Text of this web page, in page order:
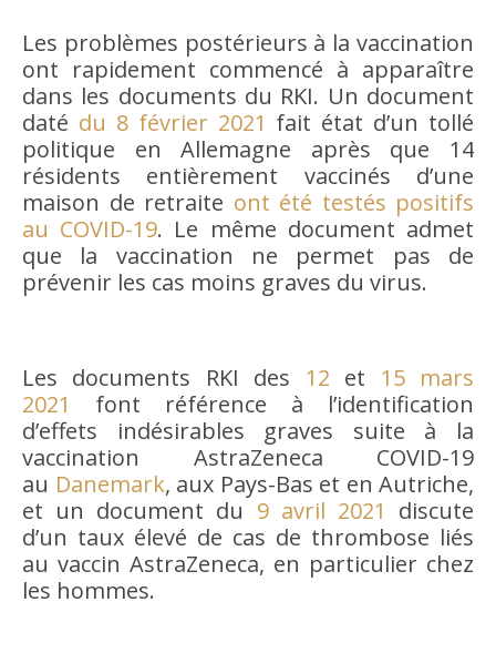
Les problèmes postérieurs à la vaccination
ont rapidement commencé à apparaître
dans les documents du RKI. Un document
daté du 8 février 2021 fait état d’un tollé
politique en Allemagne après que 14
résidents entièrement vaccinés d’une
maison de retraite ont été testés positifs
au COVID-19. Le même document admet
que la vaccination ne permet pas de
prévenir les cas moins graves du virus.
Les documents RKI des 12 et 15 mars
2021
font référence à l’identification
d’effets indésirables graves suite à la
vaccination AstraZeneca COVID-19
au Danemark, aux Pays-Bas et en Autriche,
et un document du 9 avril 2021 discute
d’un taux élevé de cas de thrombose liés
au vaccin AstraZeneca, en particulier chez
les hommes.